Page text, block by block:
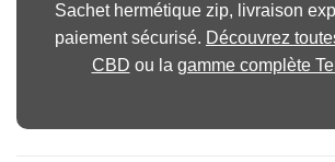
Sachet hermétique zip, livraison
paiement sécurisé. Découvrez
CBD ou la gamme complète